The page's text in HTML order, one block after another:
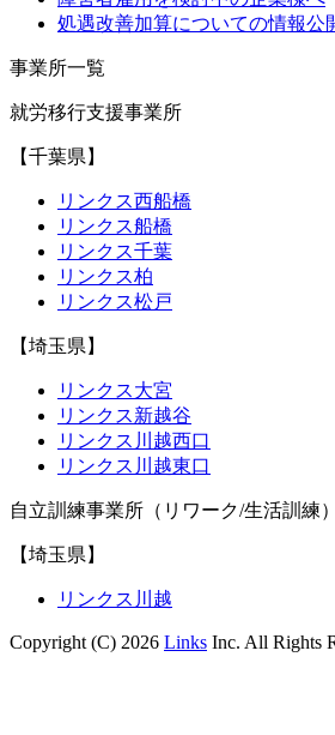
処遇改善加算についての情報公
事業所一覧
就労移行支援事業所
【千葉県】
リンクス西船橋
リンクス船橋
リンクス千葉
リンクス柏
リンクス松戸
【埼玉県】
リンクス大宮
リンクス新越谷
リンクス川越西口
リンクス川越東口
自立訓練事業所（リワーク/生活訓練）
【埼玉県】
リンクス川越
Copyright (C) 2026 Links Inc. All Rights